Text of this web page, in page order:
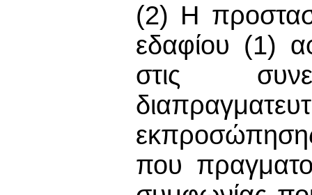
(2) Η
εδαφίου (1)
στις
που